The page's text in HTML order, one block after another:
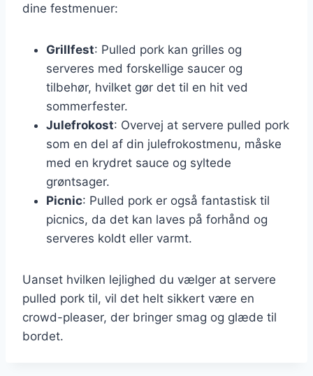
dine festmenuer:
Grillfest: Pulled pork kan grilles og
serveres med forskellige saucer og
tilbehør, hvilket gør det til en hit ved
sommerfester.
Julefrokost: Overvej at servere pulled pork
som en del af din julefrokostmenu, måske
med en krydret sauce og syltede
grøntsager.
Picnic: Pulled pork er også fantastisk til
picnics, da det kan laves på forhånd og
serveres koldt eller varmt.
Uanset hvilken lejlighed du vælger at servere
pulled pork til, vil det helt sikkert være en
crowd-pleaser, der bringer smag og glæde til
bordet.